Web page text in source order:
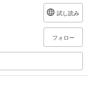
試し読み
フォロー